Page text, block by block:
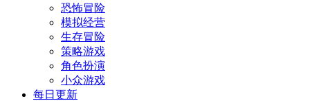
恐怖冒险
模拟经营
生存冒险
策略游戏
角色扮演
小众游戏
每日更新